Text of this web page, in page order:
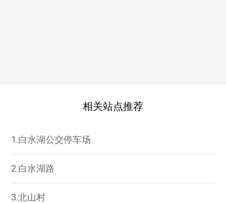
相关站点推荐
1.白水湖公交停车场
2.白水湖路
3.北山村